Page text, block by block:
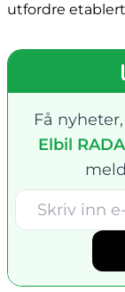
utfordre
Få
Elbil